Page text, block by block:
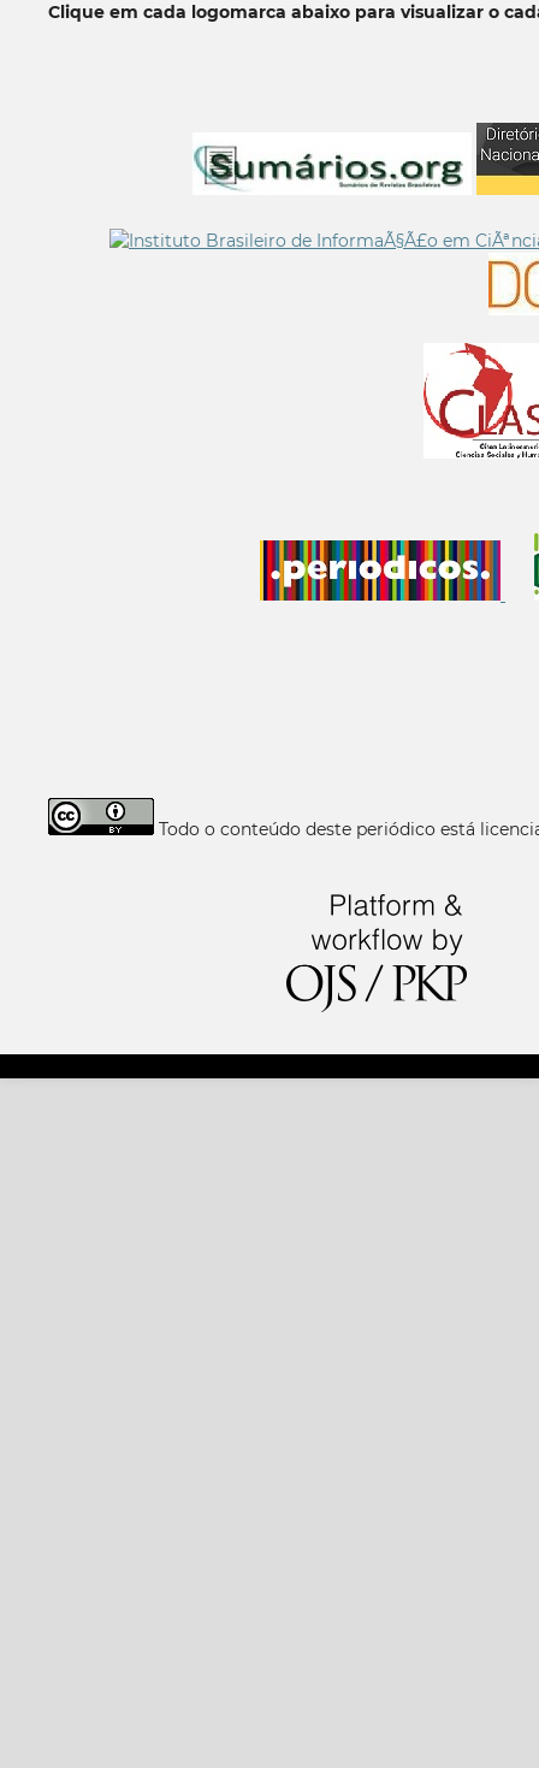
Clique em cada logomarca abaixo para visualizar o
Todo o conteúdo deste periódico está